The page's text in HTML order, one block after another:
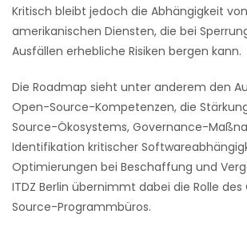
Kritisch bleibt jedoch die Abhängigkeit
amerikanischen Diensten, die bei
Ausfällen erhebliche Risiken bergen kann.
Die Roadmap sieht unter anderem den
Open-Source-Kompetenzen, die
Source-Ökosystems, Governance-
Identifikation kritischer
Optimierungen bei Beschaffung und
ITDZ Berlin übernimmt dabei die Rolle
Source-Programmbüros.